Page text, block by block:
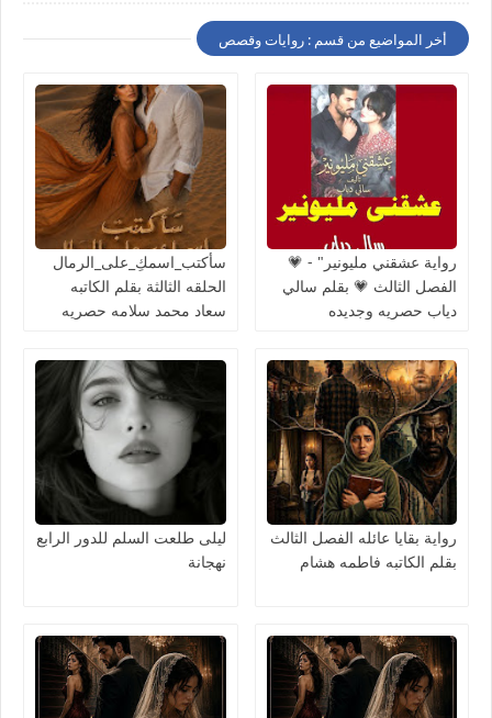
أخر المواضيع من قسم : روايات وقصص
رواية عشقني مليونير" - 💗
الفصل الثالث 💗 بقلم سالي
دياب حصريه وجديده
سأكتب_اسمكِ_على_الرمال
الحلقه الثالثة بقلم الكاتبه
سعاد محمد سلامه حصريه
رواية بقايا عائله الفصل الثالث
بقلم الكاتبه فاطمه هشام
ليلى طلعت السلم للدور الرابع
نهجانة